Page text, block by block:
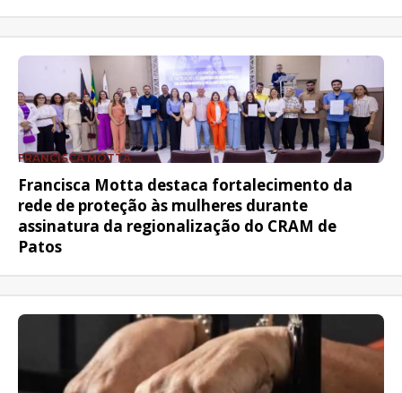
FRANCISCA MOTTA
Francisca Motta destaca fortalecimento da
rede de proteção às mulheres durante
assinatura da regionalização do CRAM de
Patos